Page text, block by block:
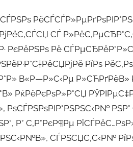
СЃ
РєРёРЅРѕ Рё
РїРѕ
В«Р—Р»С‹Рµ Р»СЋРґРёВ»
РќРёРєРѕР»Р°СЏ
РѕСЃРЅРѕРІР°РЅРЅС‹Р№
Р° С‚Р°РєР¶Рµ
СЃРЅСЏС‚С‹Р№